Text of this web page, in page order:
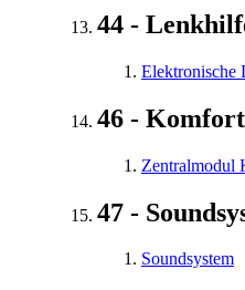
44 -
Elektronische
46 -
Zentralmodul
47 -
Soundsystem